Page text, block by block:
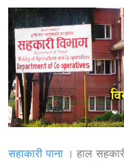
सहाकारी पाना । हाल